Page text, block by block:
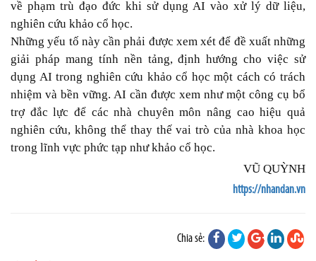
về phạm trù đạo đức khi sử dụng AI vào xử lý dữ liệu,
nghiên cứu khảo cổ học.
Những yếu tố này cần phải được xem xét để đề xuất những
giải pháp mang tính nền tảng, định hướng cho việc sử
dụng AI trong nghiên cứu khảo cổ học một cách có trách
nhiệm và bền vững. AI cần được xem như một công cụ bổ
trợ đắc lực để các nhà chuyên môn nâng cao hiệu quả
nghiên cứu, không thể thay thế vai trò của nhà khoa học
trong lĩnh vực phức tạp như khảo cổ học.
VŨ QUỲNH
https://nhandan.vn
Chia sẻ: